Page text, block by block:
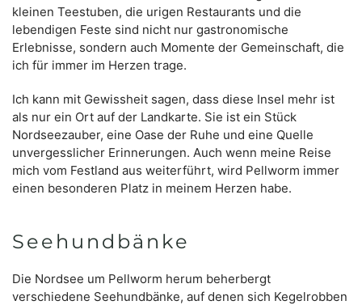
kleinen Teestuben, die urigen Restaurants und die
lebendigen Feste sind nicht nur gastronomische
Erlebnisse, sondern auch Momente der Gemeinschaft, die
ich für immer im Herzen trage.
Ich kann mit Gewissheit sagen, dass diese Insel mehr ist
als nur ein Ort auf der Landkarte. Sie ist ein Stück
Nordseezauber, eine Oase der Ruhe und eine Quelle
unvergesslicher Erinnerungen. Auch wenn meine Reise
mich vom Festland aus weiterführt, wird Pellworm immer
einen besonderen Platz in meinem Herzen habe.
Seehundbänke
Die Nordsee um Pellworm herum beherbergt
verschiedene Seehundbänke, auf denen sich Kegelrobben